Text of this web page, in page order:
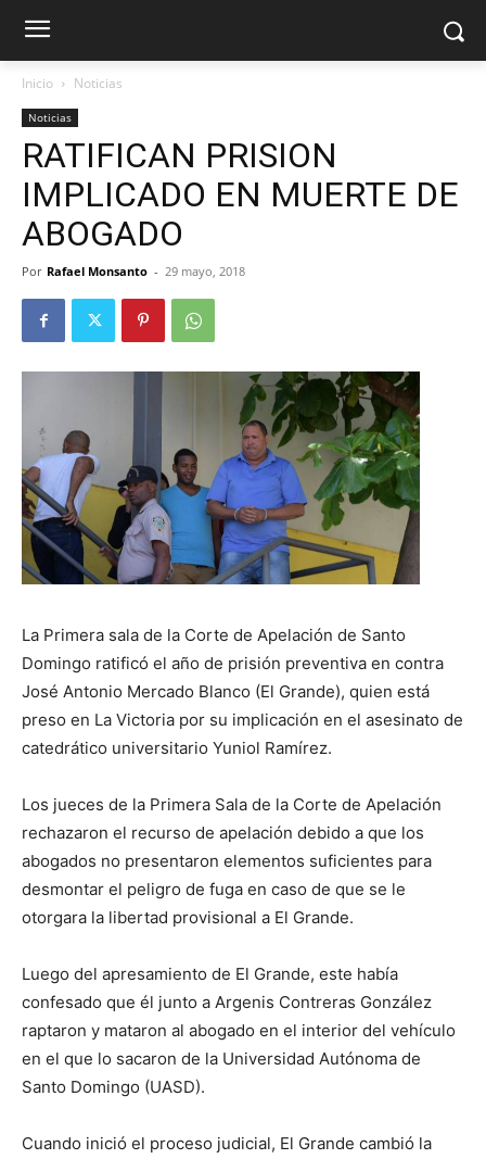
Inicio Noticias
Noticias
RATIFICAN PRISION
IMPLICADO EN MUERTE DE
ABOGADO
Por Rafael Monsanto - 29 mayo, 2018
La Primera sala de la Corte de Apelación de Santo
Domingo ratificó el año de prisión preventiva en contra
José Antonio Mercado Blanco (El Grande), quien está
preso en La Victoria por su implicación en el asesinato de
catedrático universitario Yuniol Ramírez.
Los jueces de la Primera Sala de la Corte de Apelación
rechazaron el recurso de apelación debido a que los
abogados no presentaron elementos suficientes para
desmontar el peligro de fuga en caso de que se le
otorgara la libertad provisional a El Grande.
Luego del apresamiento de El Grande, este había
confesado que él junto a Argenis Contreras González
raptaron y mataron al abogado en el interior del vehículo
en el que lo sacaron de la Universidad Autónoma de
Santo Domingo (UASD).
Cuando inició el proceso judicial, El Grande cambió la